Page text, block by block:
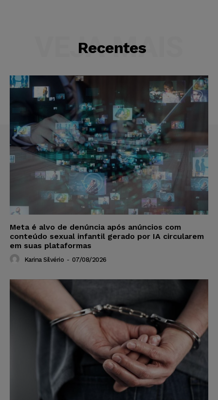
Recentes
VEJA MAIS
Meta é alvo de denúncia após anúncios com
conteúdo sexual infantil gerado por IA circularem
em suas plataformas
Karina Silvério - 07/08/2026